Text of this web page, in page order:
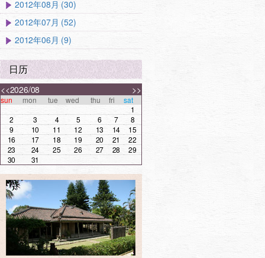
2012年08月 (30)
2012年07月 (52)
2012年06月 (9)
日历
<< >>
2026/08
sun mon tue wed thu fri
sat
1
2
3 4 5 6 7
8
9
10 11 12 13 14
15
16
17 18 19 20 21
22
23
24 25 26 27 28
29
30
31